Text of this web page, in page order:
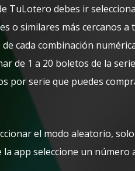
TuLotero debes ir
o similares más cercanos
cada combinación
de 1 a 20 boletos de la
por serie que puedes
el modo aleatorio,
la app seleccione un número